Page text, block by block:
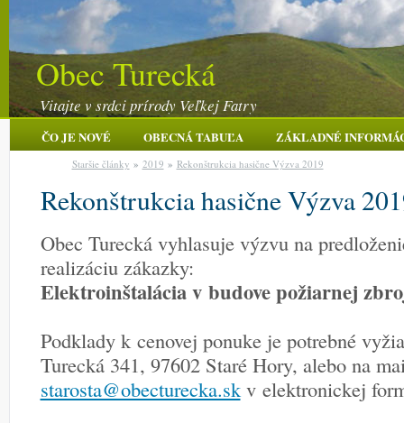
Obec Turecká
Vitajte v srdci prírody Veľkej Fatry
ČO JE NOVÉ OBECNÁ TABUĽA ZÁKLADNÉ
Rekonštrukcia hasične Výzva
Staršie články » 2019 » Rekonštrukcia hasične Výzva 2019
Obec Turecká vyhlasuje výzvu na
realizáciu zákazky:
Elektroinštalácia v budove požiarnej
Podklady k cenovej ponuke je potrebné
Turecká 341, 97602 Staré Hory, alebo na
starosta@obecturecka.skv elektronickej